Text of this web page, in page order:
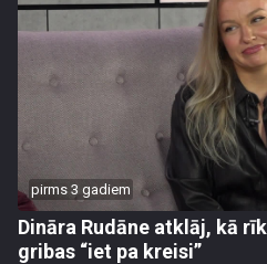
pirms 3 gadiem
Dināra Rudāne atklāj, kā
gribas “iet pa kreisi”